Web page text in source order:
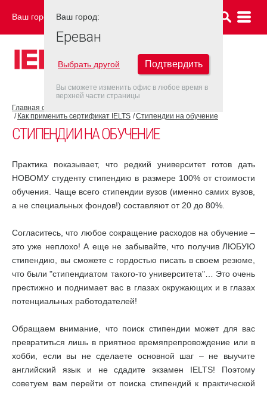
Ваш город: ЕРЕВАН
Главная страница
Как применить сертификат IELTS
Стипендии на обучение
СТИПЕНДИИ НА ОБУЧЕНИЕ
Практика показывает, что редкий университет готов дать
НОВОМУ студенту стипендию в размере 100% от стоимости
обучения. Чаще всего стипендии вузов (именно самих вузов,
а не специальных фондов!) составляют от 20 до 80%.
Согласитесь, что любое сокращение расходов на обучение –
это уже неплохо! А еще не забывайте, что получив ЛЮБУЮ
стипендию, вы сможете с гордостью писать в своем резюме,
что были "стипендиатом такого-то университета"… Это очень
престижно и поднимает вас в глазах окружающих и в глазах
потенциальных работодателей!
Обращаем внимание, что поиск стипендии может для вас
превратиться лишь в приятное времяпрепровождение или в
хобби, если вы не сделаете основной шаг – не выучите
английский язык и не сдадите экзамен IELTS! Поэтому
советуем вам перейти от поиска стипендий к практической
Ваш город:
Ереван
Выбрать другой Подтвердить
Вы сможете изменить офис в любое время в
верхней части страницы